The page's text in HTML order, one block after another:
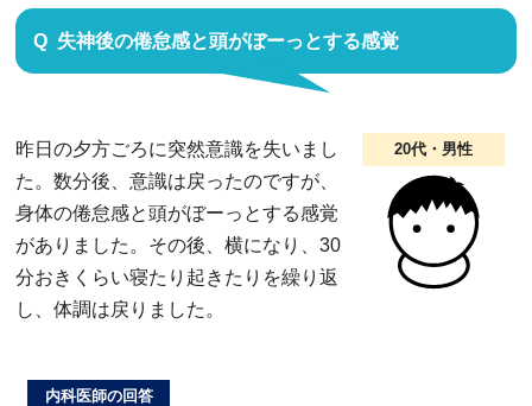
失神後の倦怠感と頭がぼーっとする感覚
20代・男性
昨日の夕方ごろに突然意識を失いまし
た。数分後、意識は戻ったのですが、
身体の倦怠感と頭がぼーっとする感覚
がありました。その後、横になり、30
分おきくらい寝たり起きたりを繰り返
し、体調は戻りました。
内科医師の回答